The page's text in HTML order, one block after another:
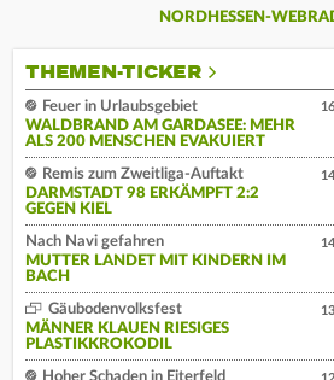
NORDHESSEN-
THEMEN-TICKER
Feuer in Urlaubsgebiet
WALDBRAND AM GARDASEE: MEHR
ALS 200 MENSCHEN EVAKUIERT
Remis zum Zweitliga-Auftakt
DARMSTADT 98 ERKÄMPFT 2:2
GEGEN KIEL
Nach Navi gefahren
MUTTER LANDET MIT KINDERN IM
BACH
Gäubodenvolksfest
MÄNNER KLAUEN RIESIGES
PLASTIKKROKODIL